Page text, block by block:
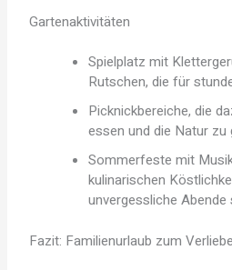
Gartenaktivitäten
Spielplatz mit
Rutschen, die für
Picknickbereiche, die
essen und die Natur zu
Sommerfeste mit
kulinarischen
unvergessliche Abende
Fazit: Familienurlaub zum